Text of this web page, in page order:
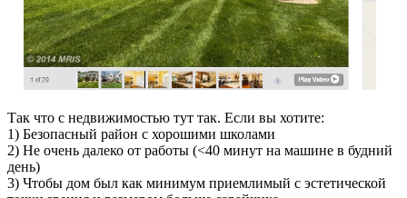
Так что с недвижимостью тут так. Если вы хотите:
1) Безопасный район с хорошими школами
2) Не очень далеко от работы (<40 минут на машине в будний
день)
3) Чтобы дом был как минимум приемлимый с эстетической